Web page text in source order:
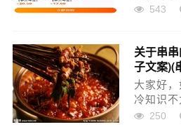
对100个
忘了关
吧！本
543
关于串
子文案)(
大家好
冷知识
天就由本
250